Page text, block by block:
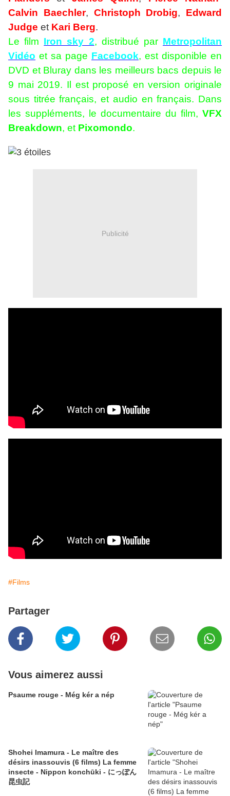
Calvin Baechler, Christoph Drobig, Edward
Judge et Kari Berg.
Le film Iron sky 2, distribué par Metropolitan
Vidéo et sa page Facebook, est disponible en
DVD et Bluray dans les meilleurs bacs depuis le
9 mai 2019. Il est proposé en version originale
sous titrée français, et audio en français. Dans
les suppléments, le documentaire du film, VFX
Breakdown, et Pixomondo.
Publicité
#Films
Partager
Vous aimerez aussi
Psaume rouge - Még kér a nép
Shohei Imamura - Le maître des
désirs inassouvis (6 films) La femme
insecte - Nippon konchūki - にっぽん
昆虫記